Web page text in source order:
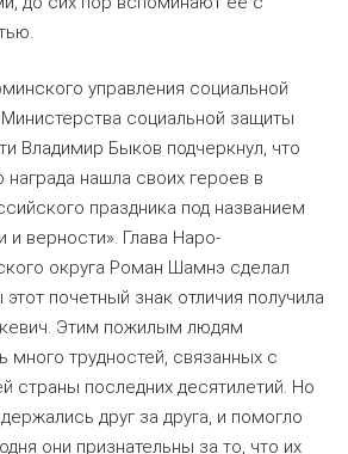
управления социальной
социальной защиты
Владимир Быков подчеркнул, что
награда нашла своих героев в
праздника под названием
верности». Глава Наро-
округа Роман Шамнэ сделал
почетный знак отличия получила
Этим пожилым людям
много трудностей, связанных с
страны последних десятилетий. Но
друг за друга, и помогло
они признательны за то, что их